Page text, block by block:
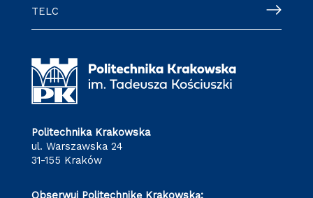
TELC
Politechnika Krakowska
ul. Warszawska 24
31-155 Kraków
Obserwuj Politechnikę Krakowską: